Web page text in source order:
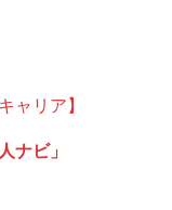
ャリア】
ナビ」